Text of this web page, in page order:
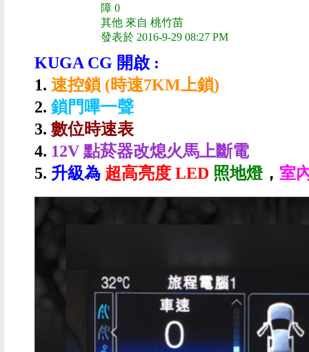
障 0
其他 來自 桃竹苗
發表於 2016-9-29 08:27 PM
KUGA CG 開啟 :
1. 速控鎖 (時速7KM上鎖)
2. 鎖門嗶一聲
3. 數位時速表
4. 12V 點菸器改熄火馬上斷電
5. 升級為 超高亮度 LED 照地燈， 室